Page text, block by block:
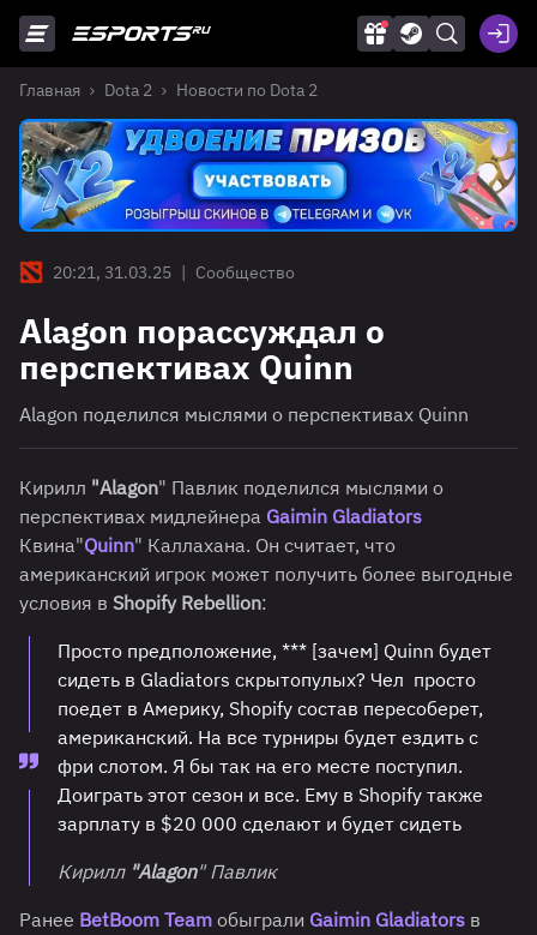
Главная Dota 2 Новости по Dota 2
20:21, 31.03.25 | Сообщество
Alagon порассуждал о
перспективах Quinn
Alagon поделился мыслями о перспективах Quinn
Кирилл "Alagon" Павлик поделился мыслями о
перспективах мидлейнера Gaimin Gladiators
Квина"Quinn" Каллахана. Он считает, что
американский игрок может получить более выгодные
условия в Shopify Rebellion:
Просто предположение, *** [зачем] Quinn будет
сидеть в Gladiators скрытопулых? Чел просто
поедет в Америку, Shopify состав пересоберет,
американский. На все турниры будет ездить с
фри слотом. Я бы так на его месте поступил.
Доиграть этот сезон и все. Ему в Shopify также
зарплату в $20 000 сделают и будет сидеть
Кирилл "Alagon" Павлик
Ранее BetBoom Team обыграли Gaimin Gladiators в